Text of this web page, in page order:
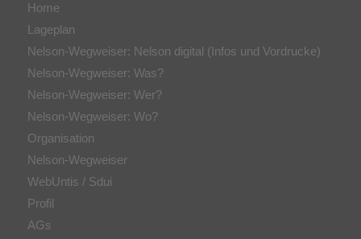
Home
Lageplan
Nelson-Wegweiser: Nelson digital (Infos und Vordrucke)
Nelson-Wegweiser: Was?
Nelson-Wegweiser: Wer?
Nelson-Wegweiser: Wo?
Organisation
Nelson-Wegweiser
WebUntis / Sdui
Profil
AGs